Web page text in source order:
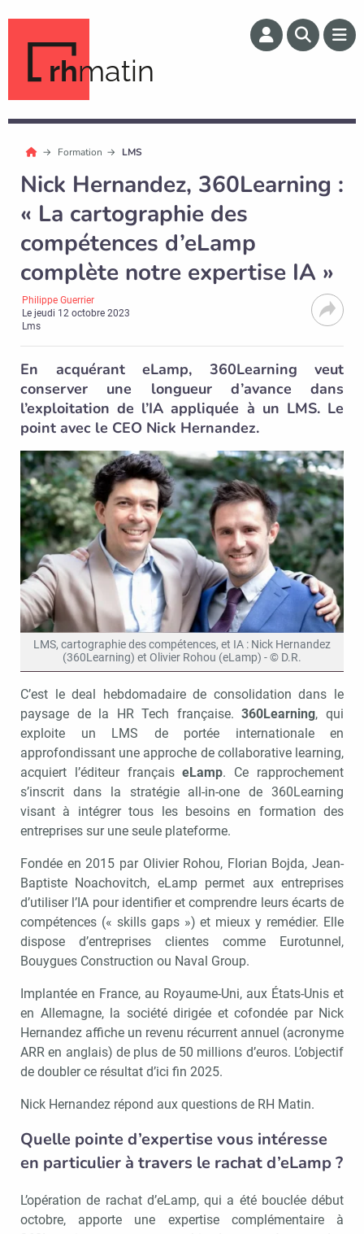
rhmatin
Formation LMS
Nick Hernandez, 360Learning :
« La cartographie des
compétences d’eLamp
complète notre expertise IA »
Philippe Guerrier
Lejeudi 12 octobre 2023
Lms
En acquérant eLamp, 360Learning veut
conserver une longueur d’avance dans
l’exploitation de l’IA appliquée à un LMS. Le
point avec le CEO Nick Hernandez.
LMS, cartographie des compétences, et IA : Nick Hernandez
(360Learning) et Olivier Rohou (eLamp) - © D.R.
C’est le deal hebdomadaire de consolidation dans le
paysage de la HR Tech française.360Learning, qui
exploite un LMS de portée internationale en
approfondissant une approche de collaborative learning,
acquiert l’éditeur françaiseLamp. Ce rapprochement
s’inscrit dans la stratégie all-in-one de 360Learning
visant à intégrer tous les besoins en formation des
entreprises sur une seule plateforme.
Fondée en 2015 par Olivier Rohou, Florian Bojda, Jean-
Baptiste Noachovitch, eLamp permet aux entreprises
d’utiliser l’IA pour identifier et comprendre leurs écarts de
compétences (« skills gaps ») et mieux y remédier. Elle
dispose d’entreprises clientes comme Eurotunnel,
Bouygues Construction ou Naval Group.
Implantée en France, au Royaume-Uni, aux États-Unis et
en Allemagne, la société dirigée et cofondée par Nick
Hernandez affiche un revenu récurrent annuel (acronyme
ARR en anglais) de plus de 50 millions d’euros. L’objectif
de doubler ce résultat d’ici fin 2025.
Nick Hernandez répond aux questions de RH Matin.
Quelle pointe d’expertise vous intéresse
en particulier à travers le rachat d’eLamp ?
L’opération de rachat d’eLamp, qui a été bouclée début
octobre, apporte une expertise complémentaire à